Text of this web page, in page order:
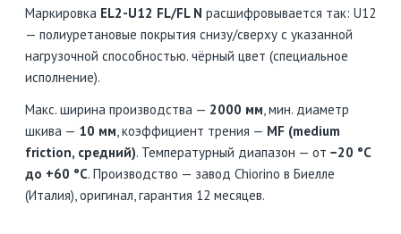
Маркировка EL2-U12 FL/FL N расшифровывается так: U12
— полиуретановые покрытия снизу/сверху с указанной
нагрузочной способностью. чёрный цвет (специальное
исполнение).
Макс. ширина производства — 2000 мм, мин. диаметр
шкива — 10 мм, коэффициент трения — MF (medium
friction, средний). Температурный диапазон — от −20 °C
до +60 °C. Производство — завод Chiorino в Биелле
(Италия), оригинал, гарантия 12 месяцев.